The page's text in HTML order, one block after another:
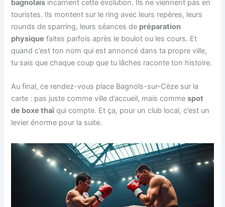
bagnolais incarnent cette évolution. Ils ne viennent pas en
touristes. Ils montent sur le ring avec leurs repères, leurs
rounds de sparring, leurs séances de préparation
physique faites parfois après le boulot ou les cours. Et
quand c’est ton nom qui est annoncé dans ta propre ville,
tu sais que chaque coup que tu lâches raconte ton histoire.
Au final, ce rendez-vous place Bagnols-sur-Cèze sur la
carte : pas juste comme ville d’accueil, mais commespot
de boxe thaïqui compte. Et ça, pour un club local, c’est un
levier énorme pour la suite.